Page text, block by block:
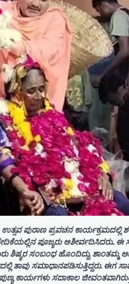
ಪುರಾಣ ಪ್ರವಚನ ಕಾರ್ಯಕ್ರಮದಲ್ಲಿ
ಪೂಜ್ಯರು ಆಶೀರ್ವದಿಸಿದರು.. ಈ
ಶಿಷ್ಯರ ಸಂಬಂಧ ಹೊಂದಿದ್ದು. ಶಾಂತಮ್ಮ
ತಾವು ಸಮಾಧಾನಪಡಿಸುತ್ತಿದ್ದರು. ಈಗ
ಕಾರ್ಯಗಳು ಸದಾಕಾಲ